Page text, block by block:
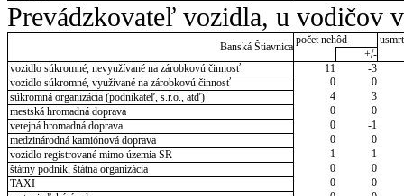
Prevádzkovateľ vozidla, u vodičov
Banská Štiavnica
počet nehôd
+/-
vozidlo súkromné, nevyužívané na zárobkovú činnosť
11
-3
vozidlo súkromné, využívané na zárobkovú činnosť
0
0
súkromná organizácia (podnikateľ, s.r.o., atď)
4
3
mestská hromadná doprava
0
0
verejná hromadná doprava
0
-1
medzinárodná kamiónová doprava
0
0
vozidlo registrované mimo územia SR
1
1
štátny podnik, štátna organizácia
0
0
TAXI
0
0